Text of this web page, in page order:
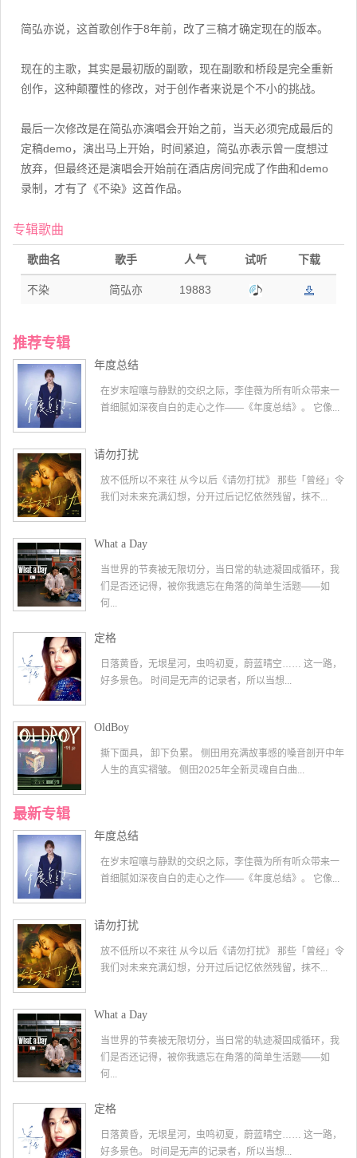
简弘亦说，这首歌创作于8年前，改了三稿才确定现在的版本。
现在的主歌，其实是最初版的副歌，现在副歌和桥段是完全重新
创作，这种颠覆性的修改，对于创作者来说是个不小的挑战。
最后一次修改是在简弘亦演唱会开始之前，当天必须完成最后的
定稿demo，演出马上开始，时间紧迫，简弘亦表示曾一度想过
放弃，但最终还是演唱会开始前在酒店房间完成了作曲和demo
录制，才有了《不染》这首作品。
专辑歌曲
歌曲名 歌手 人气 试听 下载
不染 简弘亦 19883
推荐专辑
年度总结
在岁末喧嚷与静默的交织之际，李佳薇为所有听众带来一
首细腻如深夜自白的走心之作——《年度总结》。 它像...
请勿打扰
放不低所以不来往 从今以后《请勿打扰》 那些「曾经」令
我们对未来充满幻想，分开过后记忆依然残留，抹不...
What a Day
当世界的节奏被无限切分，当日常的轨迹凝固成循环，我
们是否还记得，被你我遗忘在角落的简单生活题——如
何...
定格
日落黄昏，无垠星河，虫鸣初夏，蔚蓝晴空…… 这一路，
好多景色。 时间是无声的记录者，所以当想...
OldBoy
撕下面具， 卸下负累。 侧田用充满故事感的嗓音剖开中年
人生的真实褶皱。 侧田2025年全新灵魂自白曲...
最新专辑
年度总结
在岁末喧嚷与静默的交织之际，李佳薇为所有听众带来一
首细腻如深夜自白的走心之作——《年度总结》。 它像...
请勿打扰
放不低所以不来往 从今以后《请勿打扰》 那些「曾经」令
我们对未来充满幻想，分开过后记忆依然残留，抹不...
What a Day
当世界的节奏被无限切分，当日常的轨迹凝固成循环，我
们是否还记得，被你我遗忘在角落的简单生活题——如
何...
定格
日落黄昏，无垠星河，虫鸣初夏，蔚蓝晴空…… 这一路，
好多景色。 时间是无声的记录者，所以当想...